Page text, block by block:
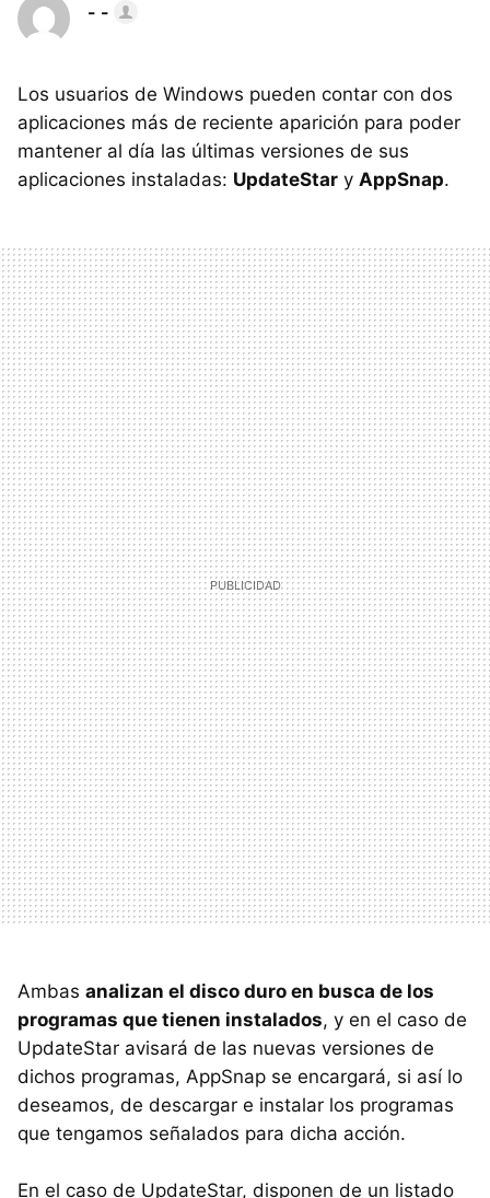
- -
Los usuarios de Windows pueden contar con dos
aplicaciones más de reciente aparición para poder
mantener al día las últimas versiones de sus
aplicaciones instaladas: UpdateStar y AppSnap.
Ambas analizan el disco duro en busca de los
programas que tienen instalados, y en el caso de
UpdateStar avisará de las nuevas versiones de
dichos programas, AppSnap se encargará, si así lo
deseamos, de descargar e instalar los programas
que tengamos señalados para dicha acción.
En el caso de UpdateStar, disponen de un listado